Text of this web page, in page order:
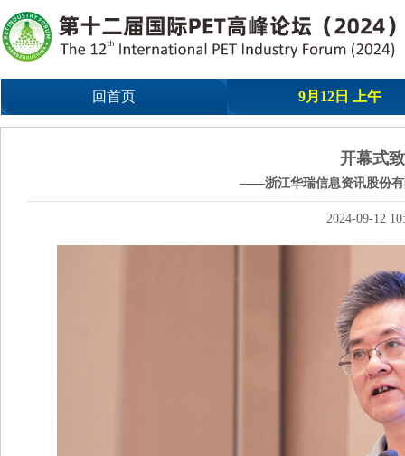
回首页 9月12日 上午
开幕式
——浙江华瑞信息资讯股份有
2024-09-12